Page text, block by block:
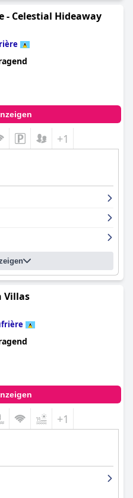
- Celestial Hideaway
+1
Villas
+1